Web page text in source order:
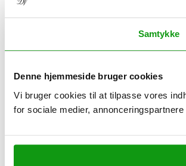
Samtykke
Denne hjemmeside bruger cookies
Vi bruger cookies til at tilpasse vores
for sociale medier,